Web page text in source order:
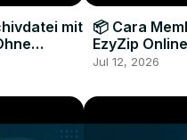
mit 📦 Cara
EzyZip
Perangkat
Jul 12, 2026